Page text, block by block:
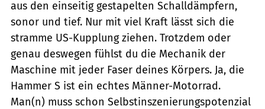
aus den einseitig gestapelten Schalldämpfern,
sonor und tief. Nur mit viel Kraft lässt sich die
stramme US-Kupplung ziehen. Trotzdem oder
genau deswegen fühlst du die Me­chanik der
Maschine mit jeder Faser deines Körpers. Ja, die
Hammer S ist ein echtes Männer-Motorrad.
Man(n) muss schon Selbstinszenierungspotenzial